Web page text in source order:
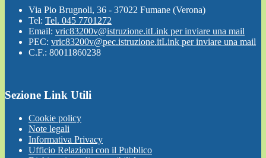
Via Pio Brugnoli, 36 - 37022 Fumane (Verona)
Tel: Tel. 045 7701272
Email: vric83200v@istruzione.itLink per inviare una mail
PEC: vric83200v@pec.istruzione.itLink per inviare una mail
C.F.: 80011860238
Sezione Link Utili
Cookie policy
Note legali
Informativa Privacy
Ufficio Relazioni con il Pubblico